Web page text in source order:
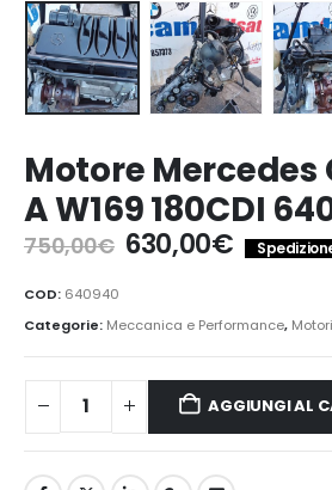
Motore Mercedes
A W169 180CDI
750,00€ Il
prezzo
era:
750,00€.
630,00€Il
prezzo
è:
COD: 640940
Categorie: Meccanica e Performance, Motori
AGGIUNGI AL